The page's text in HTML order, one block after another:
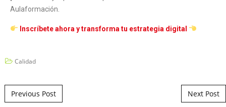
Aulaformación.
Inscríbete ahora y transforma tu estrategia digital
Calidad
Post navigation
Previous Post Next Post